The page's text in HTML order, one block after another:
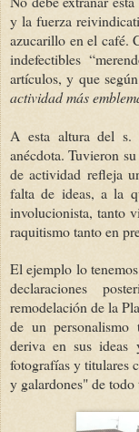
y la fuerza
azucarillo en el café.
indefectibles
artículos, y que
actividad más
A esta altura del s.
anécdota. Tuvieron
de actividad refleja
falta de ideas, a la
involucionista, tanto
raquitismo tanto en
El ejemplo lo
declaraciones
remodelación de la
de un personalismo
deriva en sus ideas
fotografías y titulares
y galardones" de todo